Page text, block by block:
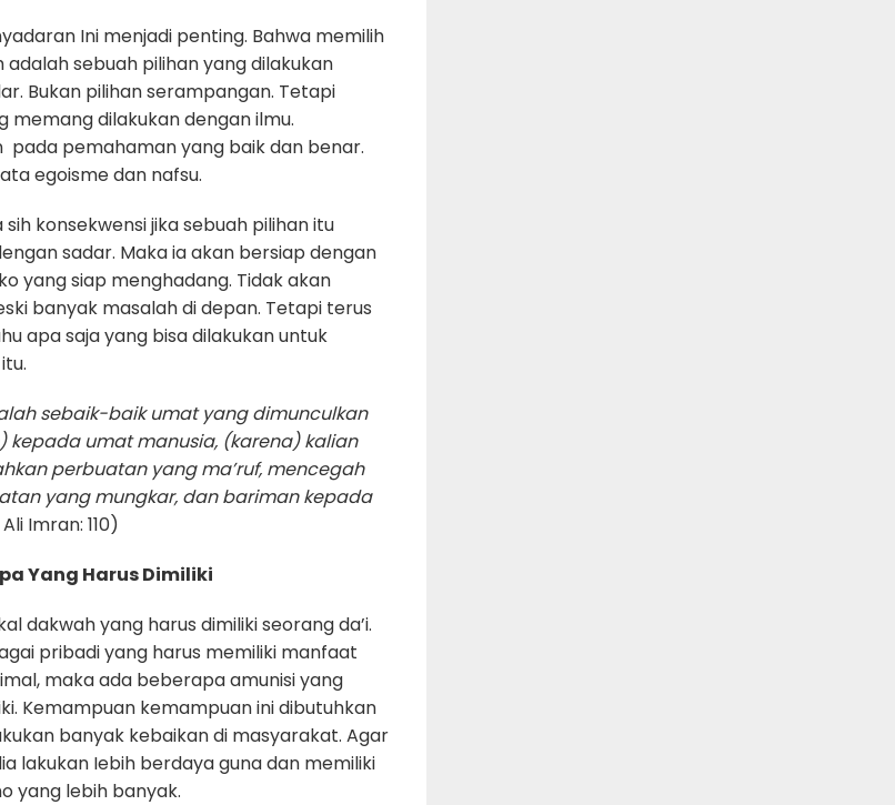
Ini menjadi penting. Bahwa memilih
adalah sebuah pilihan yang dilakukan
Bukan pilihan serampangan. Tetapi
memang dilakukan dengan ilmu.
pada pemahaman yang baik dan benar.
egoisme dan nafsu.
sih konsekwensi jika sebuah pilihan itu
sadar. Maka ia akan bersiap dengan
yang siap menghadang. Tidak akan
banyak masalah di depan. Tetapi terus
apa saja yang bisa dilakukan untuk
sebaik-baik umat yang dimunculkan
kepada umat manusia, (karena) kalian
perbuatan yang ma’ruf, mencegah
yang mungkar, dan bariman kepada
Imran: 110)
Yang Harus Dimiliki
dakwah yang harus dimiliki seorang da’i.
pribadi yang harus memiliki manfaat
maka ada beberapa amunisi yang
Kemampuan kemampuan ini dibutuhkan
banyak kebaikan di masyarakat. Agar
lakukan Iebih berdaya guna dan memiliki
yang lebih banyak.